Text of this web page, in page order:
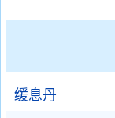
缓息丹